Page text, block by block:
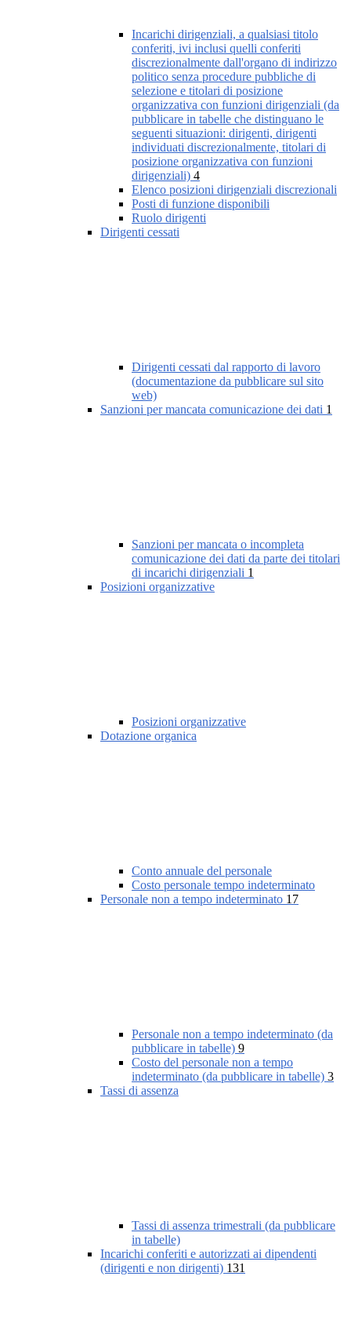
Incarichi dirigenziali, a qualsiasi titolo
conferiti, ivi inclusi quelli conferiti
discrezionalmente dall'organo di indirizzo
politico senza procedure pubbliche di
selezione e titolari di posizione
organizzativa con funzioni dirigenziali (da
pubblicare in tabelle che distinguano le
seguenti situazioni: dirigenti, dirigenti
individuati discrezionalmente, titolari di
posizione organizzativa con funzioni
dirigenziali) 4
Elenco posizioni dirigenziali discrezionali
Posti di funzione disponibili
Ruolo dirigenti
Dirigenti cessati
Dirigenti cessati dal rapporto di lavoro
(documentazione da pubblicare sul sito
web)
Sanzioni per mancata comunicazione dei dati 1
Sanzioni per mancata o incompleta
comunicazione dei dati da parte dei titolari
di incarichi dirigenziali 1
Posizioni organizzative
Posizioni organizzative
Dotazione organica
Conto annuale del personale
Costo personale tempo indeterminato
Personale non a tempo indeterminato 17
Personale non a tempo indeterminato (da
pubblicare in tabelle) 9
Costo del personale non a tempo
indeterminato (da pubblicare in tabelle) 3
Tassi di assenza
Tassi di assenza trimestrali (da pubblicare
in tabelle)
Incarichi conferiti e autorizzati ai dipendenti
(dirigenti e non dirigenti) 131